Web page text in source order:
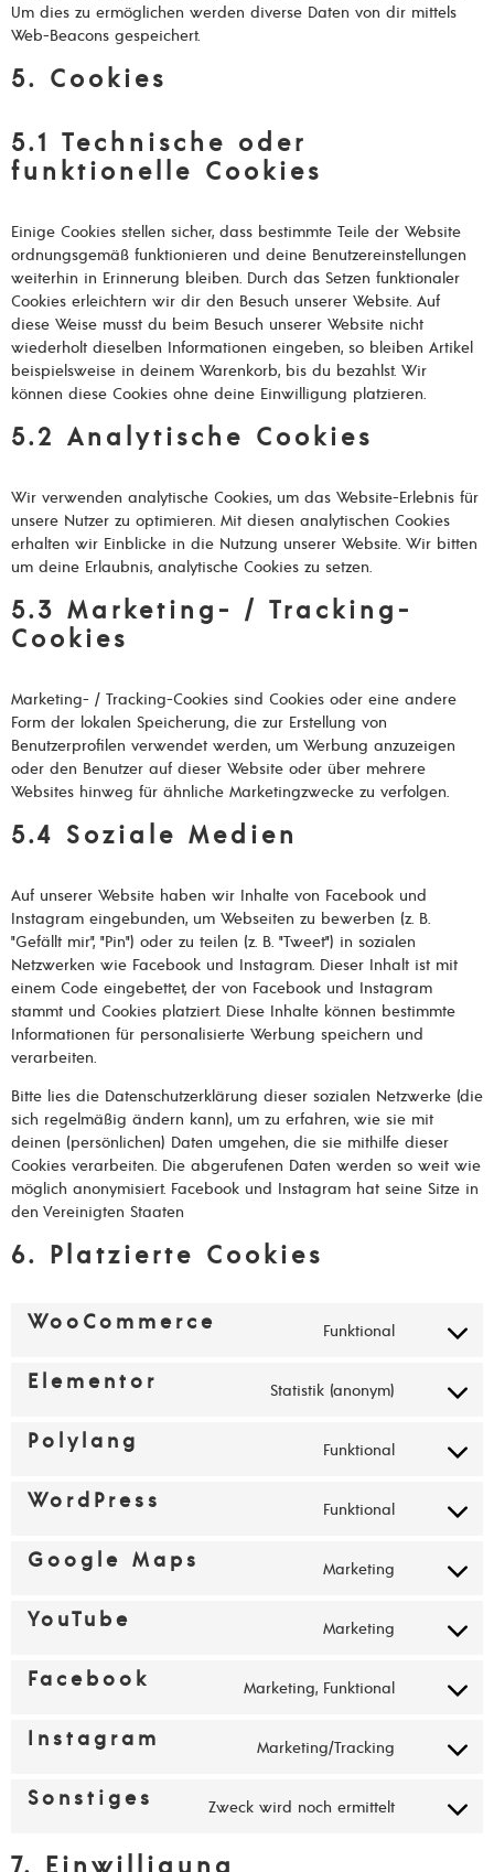
Um dies zu ermöglichen werden diverse Daten von dir mittels
Web-Beacons gespeichert.
5. Cookies
5.1 Technische oder
funktionelle Cookies
Einige Cookies stellen sicher, dass bestimmte Teile der Website
ordnungsgemäß funktionieren und deine Benutzereinstellungen
weiterhin in Erinnerung bleiben. Durch das Setzen funktionaler
Cookies erleichtern wir dir den Besuch unserer Website. Auf
diese Weise musst du beim Besuch unserer Website nicht
wiederholt dieselben Informationen eingeben, so bleiben Artikel
beispielsweise in deinem Warenkorb, bis du bezahlst. Wir
können diese Cookies ohne deine Einwilligung platzieren.
5.2 Analytische Cookies
Wir verwenden analytische Cookies, um das Website-Erlebnis für
unsere Nutzer zu optimieren. Mit diesen analytischen Cookies
erhalten wir Einblicke in die Nutzung unserer Website. Wir bitten
um deine Erlaubnis, analytische Cookies zu setzen.
5.3 Marketing- / Tracking-
Cookies
Marketing- / Tracking-Cookies sind Cookies oder eine andere
Form der lokalen Speicherung, die zur Erstellung von
Benutzerprofilen verwendet werden, um Werbung anzuzeigen
oder den Benutzer auf dieser Website oder über mehrere
Websites hinweg für ähnliche Marketingzwecke zu verfolgen.
5.4 Soziale Medien
Auf unserer Website haben wir Inhalte von Facebook und
Instagram eingebunden, um Webseiten zu bewerben (z. B.
"Gefällt mir", "Pin") oder zu teilen (z. B. "Tweet") in sozialen
Netzwerken wie Facebook und Instagram. Dieser Inhalt ist mit
einem Code eingebettet, der von Facebook und Instagram
stammt und Cookies platziert. Diese Inhalte können bestimmte
Informationen für personalisierte Werbung speichern und
verarbeiten.
Bitte lies die Datenschutzerklärung dieser sozialen Netzwerke (die
sich regelmäßig ändern kann), um zu erfahren, wie sie mit
deinen (persönlichen) Daten umgehen, die sie mithilfe dieser
Cookies verarbeiten. Die abgerufenen Daten werden so weit wie
möglich anonymisiert. Facebook und Instagram hat seine Sitze in
den Vereinigten Staaten
6. Platzierte Cookies
WooCommerce Funktional
Elementor Statistik (anonym)
Polylang Funktional
WordPress Funktional
Google Maps Marketing
YouTube Marketing
Facebook Marketing, Funktional
Instagram Marketing/Tracking
Sonstiges Zweck wird noch ermittelt
7. Einwilligung